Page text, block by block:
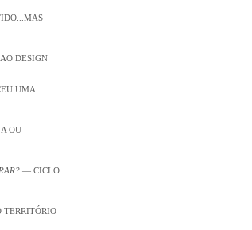
DESIGN
UMA
OU
— CICLO
TERRITÓRIO